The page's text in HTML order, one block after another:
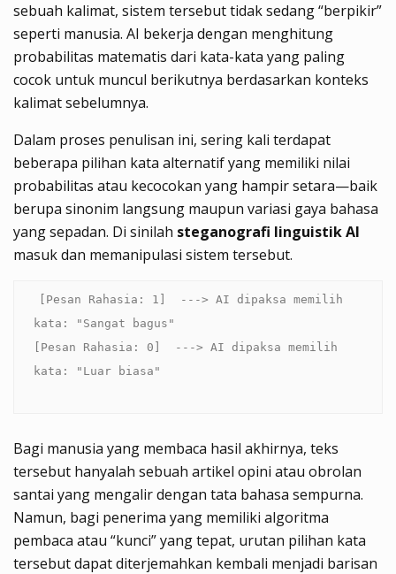
sebuah kalimat, sistem tersebut tidak sedang “berpikir”
seperti manusia. AI bekerja dengan menghitung
probabilitas matematis dari kata-kata yang paling
cocok untuk muncul berikutnya berdasarkan konteks
kalimat sebelumnya.
Dalam proses penulisan ini, sering kali terdapat
beberapa pilihan kata alternatif yang memiliki nilai
probabilitas atau kecocokan yang hampir setara—baik
berupa sinonim langsung maupun variasi gaya bahasa
yang sepadan. Di sinilah steganografi linguistik AI
masuk dan memanipulasi sistem tersebut.
[Pesan Rahasia: 1]  ---> AI dipaksa memilih
kata: "Sangat bagus"
[Pesan Rahasia: 0]  ---> AI dipaksa memilih
Bagi manusia yang membaca hasil akhirnya, teks
tersebut hanyalah sebuah artikel opini atau obrolan
santai yang mengalir dengan tata bahasa sempurna.
Namun, bagi penerima yang memiliki algoritma
pembaca atau “kunci” yang tepat, urutan pilihan kata
tersebut dapat diterjemahkan kembali menjadi barisan